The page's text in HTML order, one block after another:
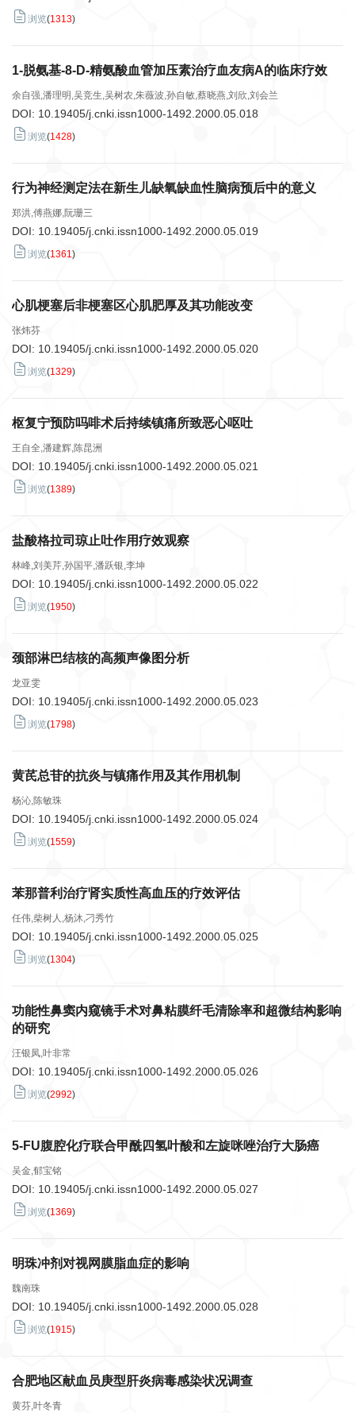
浏览(1313)
1-脱氨基-8-D-精氨酸血管加压素治疗血友病A的临床疗效
余自强,潘理明,吴竞生,吴树农,朱薇波,孙自敏,蔡晓燕,刘欣,刘会兰
DOI: 10.19405/j.cnki.issn1000-1492.2000.05.018
浏览(1428)
行为神经测定法在新生儿缺氧缺血性脑病预后中的意义
郑洪,傅燕娜,阮珊三
DOI: 10.19405/j.cnki.issn1000-1492.2000.05.019
浏览(1361)
心肌梗塞后非梗塞区心肌肥厚及其功能改变
张炜芬
DOI: 10.19405/j.cnki.issn1000-1492.2000.05.020
浏览(1329)
枢复宁预防吗啡术后持续镇痛所致恶心呕吐
王自全,潘建辉,陈昆洲
DOI: 10.19405/j.cnki.issn1000-1492.2000.05.021
浏览(1389)
盐酸格拉司琼止吐作用疗效观察
林峰,刘美芹,孙国平,潘跃银,李坤
DOI: 10.19405/j.cnki.issn1000-1492.2000.05.022
浏览(1950)
颈部淋巴结核的高频声像图分析
龙亚雯
DOI: 10.19405/j.cnki.issn1000-1492.2000.05.023
浏览(1798)
黄芪总苷的抗炎与镇痛作用及其作用机制
杨沁,陈敏珠
DOI: 10.19405/j.cnki.issn1000-1492.2000.05.024
浏览(1559)
苯那普利治疗肾实质性高血压的疗效评估
任伟,柴树人,杨沐,刁秀竹
DOI: 10.19405/j.cnki.issn1000-1492.2000.05.025
浏览(1304)
功能性鼻窦内窥镜手术对鼻粘膜纤毛清除率和超微结构影响
的研究
汪银凤,叶非常
DOI: 10.19405/j.cnki.issn1000-1492.2000.05.026
浏览(2992)
5-FU腹腔化疗联合甲酰四氢叶酸和左旋咪唑治疗大肠癌
吴金,郁宝铭
DOI: 10.19405/j.cnki.issn1000-1492.2000.05.027
浏览(1369)
明珠冲剂对视网膜脂血症的影响
魏南珠
DOI: 10.19405/j.cnki.issn1000-1492.2000.05.028
浏览(1915)
合肥地区献血员庚型肝炎病毒感染状况调查
黄芬,叶冬青